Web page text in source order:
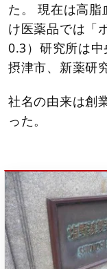
た。 現在は高脂
け医薬品では「
0.3）研究所は
摂津市、新薬研
社名の由来は創
った。